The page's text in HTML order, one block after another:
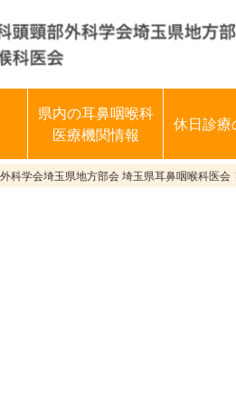
県内の耳鼻咽喉科
医療機関情報
休日診療
科学会埼玉県地方部会 埼玉県耳鼻咽喉科医会